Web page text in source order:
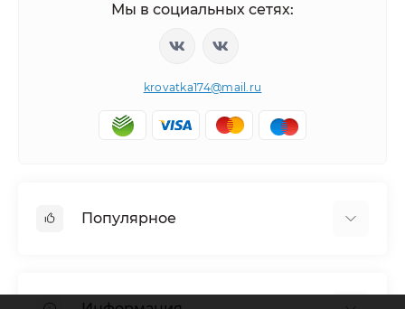
Мы в социальных сетях:
krovatka174@mail.ru
Популярное
Детские кровати